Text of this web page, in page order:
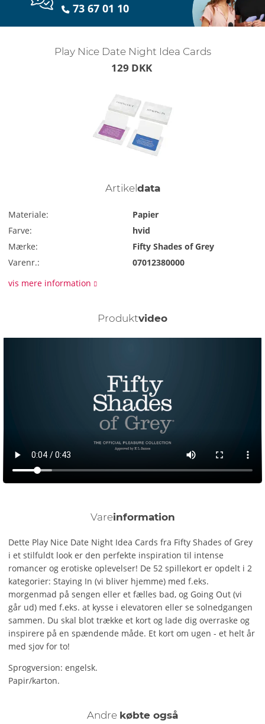
73 67 01 10
Play Nice Date Night Idea Cards
129 DKK
Artikel data
Materiale:
Papier
Farve:
hvid
Mærke:
Fifty Shades of Grey
Varenr.:
07012380000
vis mere information
Produktvideo
Vareinformation
Dette Play Nice Date Night Idea Cards fra Fifty Shades of Grey
i et stilfuldt look er den perfekte inspiration til intense
romancer og erotiske oplevelser! De 52 spillekort er opdelt i 2
kategorier: Staying In (vi bliver hjemme) med f.eks.
morgenmad på sengen eller et fælles bad, og Going Out (vi
går ud) med f.eks. at kysse i elevatoren eller se solnedgangen
sammen. Du skal blot trække et kort og lade dig overraske og
inspirere på en spændende måde. Et kort om ugen - et helt år
med sjov for to!
Sprogversion: engelsk.
Papir/karton.
Andre købte også